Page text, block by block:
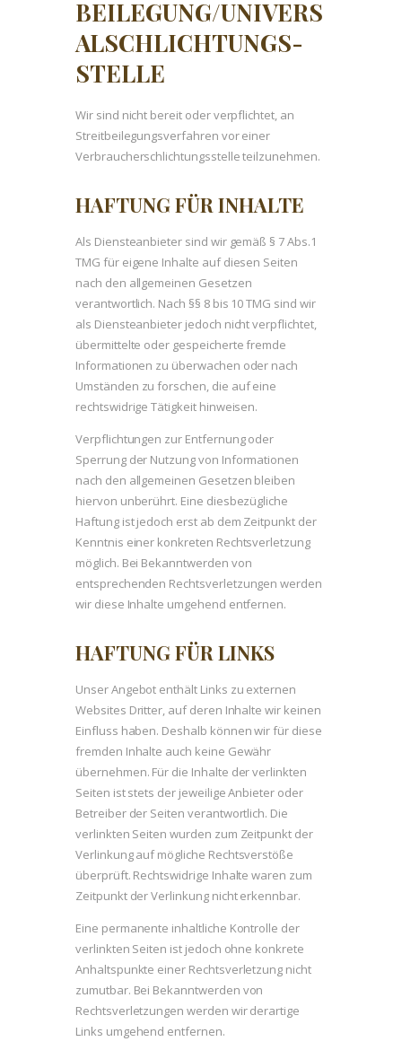
BEILEGUNG/UNIVERS
AL­SCHLICHTUNGS­
STELLE
Wir sind nicht bereit oder verpflichtet, an
Streitbeilegungsverfahren vor einer
Verbraucherschlichtungsstelle teilzunehmen.
HAFTUNG FÜR INHALTE
Als Diensteanbieter sind wir gemäß § 7 Abs.1
TMG für eigene Inhalte auf diesen Seiten
nach den allgemeinen Gesetzen
verantwortlich. Nach §§ 8 bis 10 TMG sind wir
als Diensteanbieter jedoch nicht verpflichtet,
übermittelte oder gespeicherte fremde
Informationen zu überwachen oder nach
Umständen zu forschen, die auf eine
rechtswidrige Tätigkeit hinweisen.
Verpflichtungen zur Entfernung oder
Sperrung der Nutzung von Informationen
nach den allgemeinen Gesetzen bleiben
hiervon unberührt. Eine diesbezügliche
Haftung ist jedoch erst ab dem Zeitpunkt der
Kenntnis einer konkreten Rechtsverletzung
möglich. Bei Bekanntwerden von
entsprechenden Rechtsverletzungen werden
wir diese Inhalte umgehend entfernen.
HAFTUNG FÜR LINKS
Unser Angebot enthält Links zu externen
Websites Dritter, auf deren Inhalte wir keinen
Einfluss haben. Deshalb können wir für diese
fremden Inhalte auch keine Gewähr
übernehmen. Für die Inhalte der verlinkten
Seiten ist stets der jeweilige Anbieter oder
Betreiber der Seiten verantwortlich. Die
verlinkten Seiten wurden zum Zeitpunkt der
Verlinkung auf mögliche Rechtsverstöße
überprüft. Rechtswidrige Inhalte waren zum
Zeitpunkt der Verlinkung nicht erkennbar.
Eine permanente inhaltliche Kontrolle der
verlinkten Seiten ist jedoch ohne konkrete
Anhaltspunkte einer Rechtsverletzung nicht
zumutbar. Bei Bekanntwerden von
Rechtsverletzungen werden wir derartige
Links umgehend entfernen.